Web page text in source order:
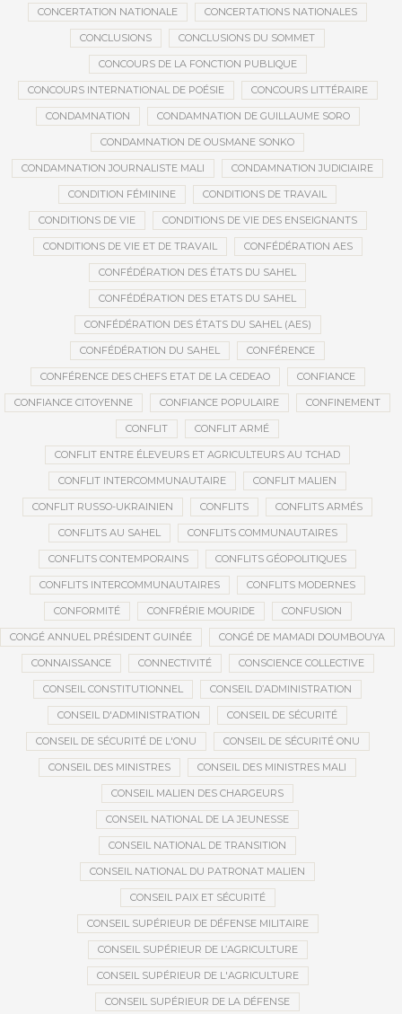
CONCERTATION NATIONALE CONCERTATIONS NATIONALES
CONCLUSIONS CONCLUSIONS DU SOMMET
CONCOURS DE LA FONCTION PUBLIQUE
CONCOURS INTERNATIONAL DE POÉSIE CONCOURS LITTÉRAIRE
CONDAMNATION CONDAMNATION DE GUILLAUME SORO
CONDAMNATION DE OUSMANE SONKO
CONDAMNATION JOURNALISTE MALI CONDAMNATION JUDICIAIRE
CONDITION FÉMININE CONDITIONS DE TRAVAIL
CONDITIONS DE VIE CONDITIONS DE VIE DES ENSEIGNANTS
CONDITIONS DE VIE ET DE TRAVAIL CONFÉDÉRATION AES
CONFÉDÉRATION DES ÉTATS DU SAHEL
CONFÉDÉRATION DES ETATS DU SAHEL
CONFÉDÉRATION DES ÉTATS DU SAHEL (AES)
CONFÉDÉRATION DU SAHEL CONFÉRENCE
CONFÉRENCE DES CHEFS ETAT DE LA CEDEAO CONFIANCE
CONFIANCE CITOYENNE CONFIANCE POPULAIRE CONFINEMENT
CONFLIT CONFLIT ARMÉ
CONFLIT ENTRE ÉLEVEURS ET AGRICULTEURS AU TCHAD
CONFLIT INTERCOMMUNAUTAIRE CONFLIT MALIEN
CONFLIT RUSSO-UKRAINIEN CONFLITS CONFLITS ARMÉS
CONFLITS AU SAHEL CONFLITS COMMUNAUTAIRES
CONFLITS CONTEMPORAINS CONFLITS GÉOPOLITIQUES
CONFLITS INTERCOMMUNAUTAIRES CONFLITS MODERNES
CONFORMITÉ CONFRÉRIE MOURIDE CONFUSION
CONGÉ ANNUEL PRÉSIDENT GUINÉE CONGÉ DE MAMADI DOUMBOUYA
CONNAISSANCE CONNECTIVITÉ CONSCIENCE COLLECTIVE
CONSEIL CONSTITUTIONNEL CONSEIL D’ADMINISTRATION
CONSEIL D'ADMINISTRATION CONSEIL DE SÉCURITÉ
CONSEIL DE SÉCURITÉ DE L'ONU CONSEIL DE SÉCURITÉ ONU
CONSEIL DES MINISTRES CONSEIL DES MINISTRES MALI
CONSEIL MALIEN DES CHARGEURS
CONSEIL NATIONAL DE LA JEUNESSE
CONSEIL NATIONAL DE TRANSITION
CONSEIL NATIONAL DU PATRONAT MALIEN
CONSEIL PAIX ET SÉCURITÉ
CONSEIL SUPÉRIEUR DE DÉFENSE MILITAIRE
CONSEIL SUPÉRIEUR DE L’AGRICULTURE
CONSEIL SUPÉRIEUR DE L'AGRICULTURE
CONSEIL SUPÉRIEUR DE LA DÉFENSE